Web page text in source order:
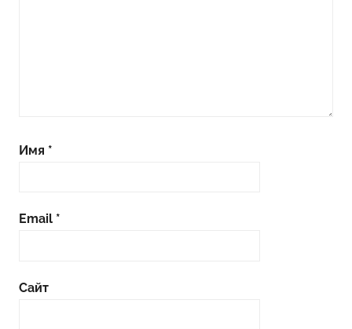
Имя *
Email *
Сайт